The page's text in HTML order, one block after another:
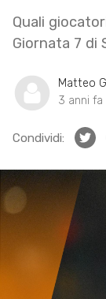
Quali
Giornata 7 di
Matteo
3 anni fa
Condividi: